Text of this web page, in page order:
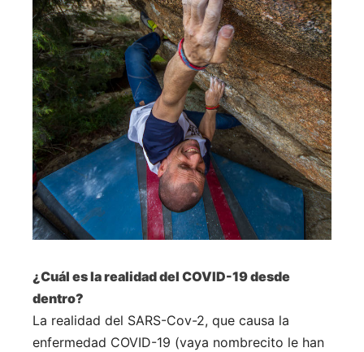
¿Cuál es la realidad del COVID-19 desde
dentro?
La realidad del SARS-Cov-2, que causa la
enfermedad COVID-19 (vaya nombrecito le han